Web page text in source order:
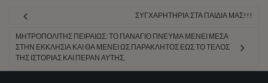
ΣΥΓΧΑΡΗΤΉΡΙΑ ΣΤΑ ΠΑΙΔΙΆ ΜΑΣ!!!
ΜΗΤΡΟΠΟΛΊΤΗΣ ΠΕΙΡΑΙΏΣ: ΤΟ ΠΑΝΆΓΙΟ ΠΝΕΎΜΑ ΜΈΝΕΙ ΜΈΣΑ
ΣΤΗΝ ΕΚΚΛΗΣΊΑ ΚΑΙ ΘΑ ΜΈΝΕΙ ΩΣ ΠΑΡΆΚΛΗΤΟΣ ΈΩΣ ΤΟ ΤΈΛΟΣ
ΤΗΣ ΙΣΤΟΡΊΑΣ ΚΑΙ ΠΈΡΑΝ ΑΥΤΉΣ.